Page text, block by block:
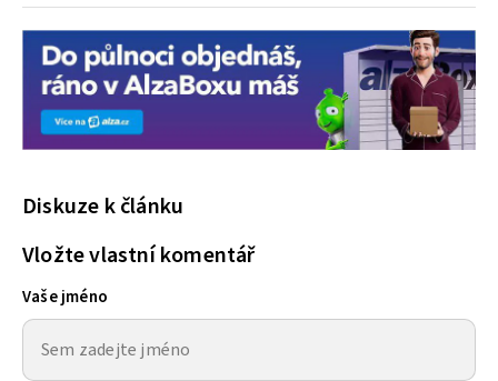
Diskuze k článku
Vložte vlastní komentář
Vaše jméno